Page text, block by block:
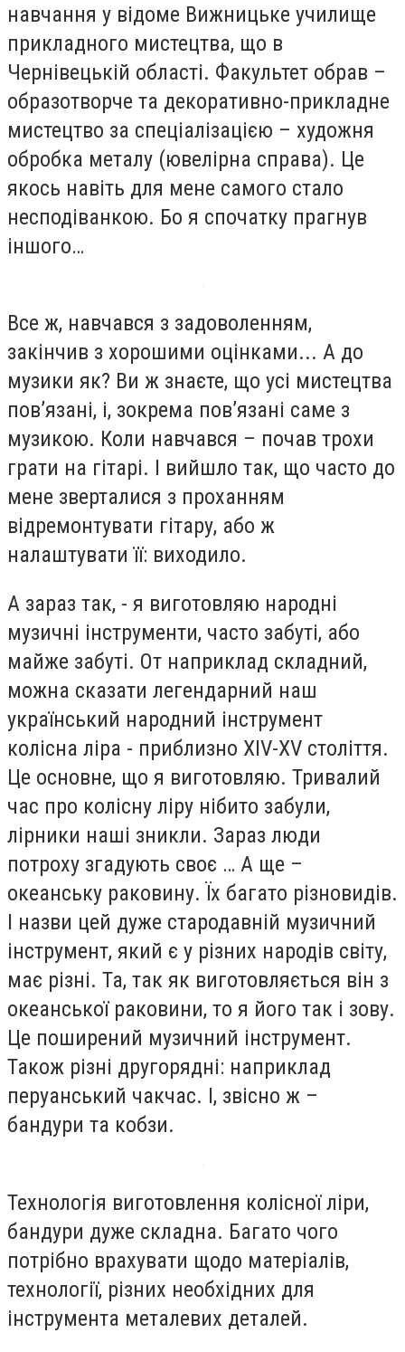
навчання у відоме Вижницьке училище
прикладного мистецтва, що в
Чернівецькій області. Факультет обрав –
образотворче та декоративно-прикладне
мистецтво за спеціалізацією – художня
обробка металу (ювелірна справа). Це
якось навіть для мене самого стало
несподіванкою. Бо я спочатку прагнув
іншого…
Все ж, навчався з задоволенням,
закінчив з хорошими оцінками... А до
музики як? Ви ж знаєте, що усі мистецтва
пов’язані, і, зокрема пов’язані саме з
музикою. Коли навчався – почав трохи
грати на гітарі. І вийшло так, що часто до
мене зверталися з проханням
відремонтувати гітару, або ж
налаштувати її: виходило.
А зараз так, - я виготовляю народні
музичні інструменти, часто забуті, або
майже забуті. От наприклад складний,
можна сказати легендарний наш
український народний інструмент
колісна ліра - приблизно XIV-XV століття.
Це основне, що я виготовляю. Тривалий
час про колісну ліру нібито забули,
лірники наші зникли. Зараз люди
потроху згадують своє … А ще –
океанську раковину. Їх багато різновидів.
І назви цей дуже стародавній музичний
інструмент, який є у різних народів світу,
має різні. Та, так як виготовляється він з
океанської раковини, то я його так і зову.
Це поширений музичний інструмент.
Також різні другорядні: наприклад
перуанський чакчас. І, звісно ж –
бандури та кобзи.
Технологія виготовлення колісної ліри,
бандури дуже складна. Багато чого
потрібно врахувати щодо матеріалів,
технології, різних необхідних для
інструмента металевих деталей.